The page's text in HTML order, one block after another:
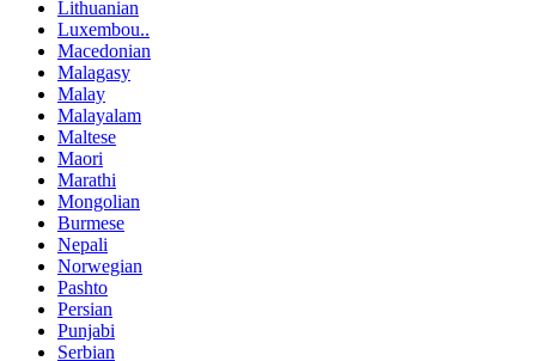
Lithuanian
Luxembou..
Macedonian
Malagasy
Malay
Malayalam
Maltese
Maori
Marathi
Mongolian
Burmese
Nepali
Norwegian
Pashto
Persian
Punjabi
Serbian